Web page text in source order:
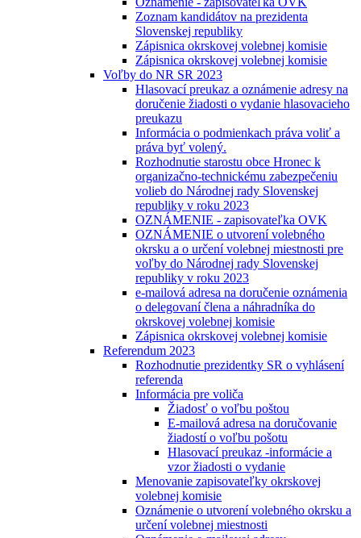
Zoznam kandidátov na prezidenta
Slovenskej republiky
Zápisnica okrskovej volebnej komisie
Zápisnica okrskovej volebnej komisie
Voľby do NR SR 2023
Hlasovací preukaz a oznámenie adresy na
doručenie žiadosti o vydanie hlasovacieho
preukazu
Informácia o podmienkach práva voliť a
práva byť volený.
Rozhodnutie starostu obce Hronec k
organizačno-technickému zabezpečeniu
volieb do Národnej rady Slovenskej
republiky v roku 2023
OZNÁMENIE - zapisovateľka OVK
OZNÁMENIE o utvorení volebného
okrsku a o určení volebnej miestnosti pre
voľby do Národnej rady Slovenskej
republiky v roku 2023
e-mailová adresa na doručenie oznámenia
o delegovaní člena a náhradníka do
okrskovej volebnej komisie
Zápisnica okrskovej volebnej komisie
Referendum 2023
Rozhodnutie prezidentky SR o vyhlásení
referenda
Informácia pre voliča
Žiadosť o voľbu poštou
E-mailová adresa na doručovanie
žiadostí o voľbu pošotu
Hlasovací preukaz -informácie a
vzor žiadosti o vydanie
Menovanie zapisovateľky okrskovej
volebnej komisie
Oznámenie o utvorení volebného okrsku a
určení volebnej miestnosti